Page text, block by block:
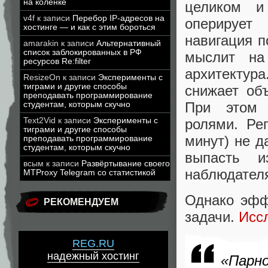
на коленке
v4f к записи Перебор IP-адресов на
хостинге — и как с этим бороться
amarakin к записи Альтернативный
список заблокированных в РФ
ресурсов Re:filter
ResizeOn к записи Эксперименты с
тиграми и другие способы
преподавать программирование
студентам, которым скучно
Text2Vid к записи Эксперименты с
тиграми и другие способы
преподавать программирование
студентам, которым скучно
всым к записи Развёртывание своего
MTProxy Telegram со статистикой
РЕКОМЕНДУЕМ
REG.RU
надежный хостинг
целиком
навигация
мыслит
снижает
При этом
ролями.
минут) не
выпасть
Однако
задачи.